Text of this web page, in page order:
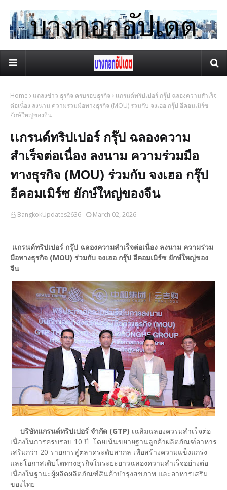
Home แถลงข่าว ธุรกิจ ครบรอบธุรกิจ
เเกรนด์ทริปเปอร์ กรุ๊ป ฉลองความสำเร็จ
ต่อเนื่อง ลงนาม ความร่วมมือทางธุรกิจ (MOU) ร่วมกับ จงเฮอ กรุ๊ป อีคอมเมิร์ซ
ยักษ์ใหญ่ของจีน
เเกรนด์ทริปเปอร์ กรุ๊ป ฉลองความ
สำเร็จต่อเนื่อง ลงนาม ความร่วมมือ
ทางธุรกิจ (MOU) ร่วมกับ จงเฮอ กรุ๊ป
อีคอมเมิร์ซ ยักษ์ใหญ่ของจีน
BangkokUpdates2636 March 02, 2026
เเกรนด์ทริปเปอร์ กรุ๊ป ฉลองความสำเร็จต่อเนื่อง ลงนาม ความร่วม
มือทางธุรกิจ (MOU) ร่วมกับ จงเฮอ กรุ๊ป อีคอมเมิร์ซ ยักษ์ใหญ่ของ
จีน
บริษัทแกรนด์ทริปเปอร์ จำกัด (GTP) เฉลิมฉลองควรมสำเร็จต่อ
เนื่องในการครบรอบ 10 ปี โดยเน้นขยายฐานลูกค้าผลิตภัณฑ์อาหาร
เสริมกว่า 20 รายการสู่ตลาดระดับสากล เพื่อสร้างความแข็งแกร่ง
และโอกาสเติบโตทางธุรกิจในระยะยาวฉลองความสำเร็จอย่างต่อ
เนื่องในฐานะผู้ผลิตผลิตภัณฑ์สินค้าบำรุงสขภาพ และอาหารเสริม
ของไทย